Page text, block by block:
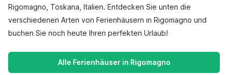
Rigomagno, Toskana, Italien. Entdecken Sie unten die
verschiedenen Arten von Ferienhäusern in Rigomagno und
buchen Sie noch heute Ihren perfekten Urlaub!
Alle Ferienhäuser in Rigomagno